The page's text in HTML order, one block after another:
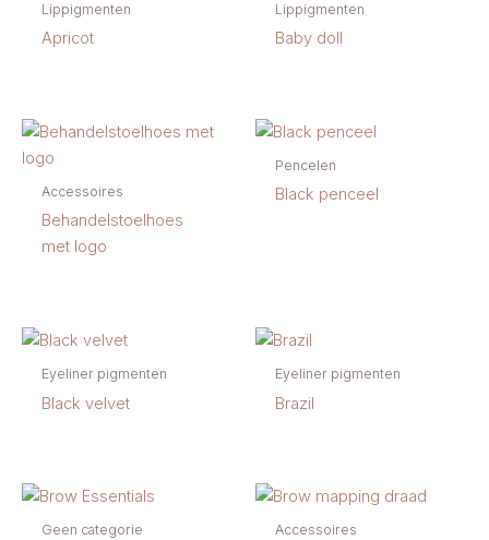
Lippigmenten
Apricot
Lippigmenten
Baby doll
Accessoires
Behandelstoelhoes
met logo
Pencelen
Black penceel
Eyeliner pigmenten
Black velvet
Eyeliner pigmenten
Brazil
Geen categorie Accessoires